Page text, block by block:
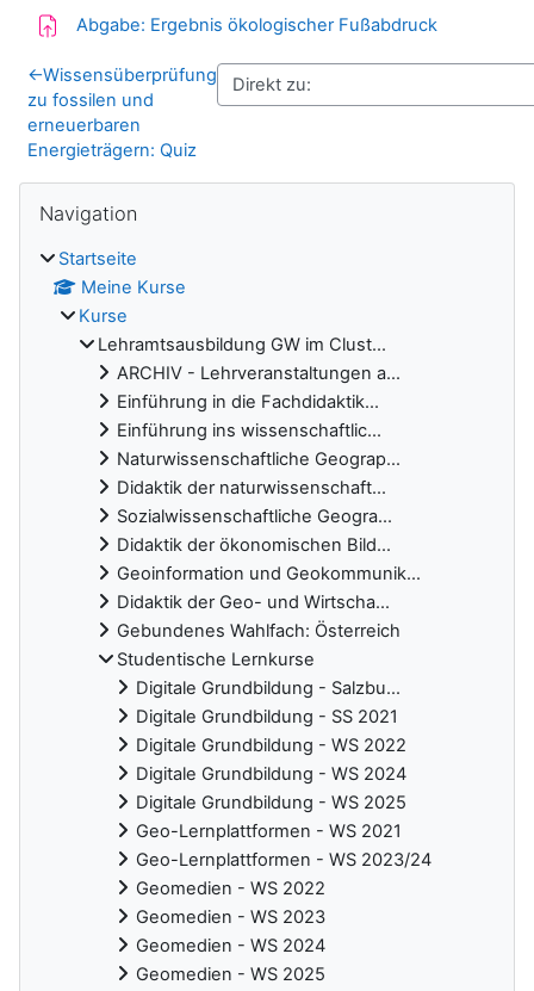
Abgabe: Ergebnis ökologischer FußabdruckAufgabe
←Wissensüberprüfung
zu fossilen und
erneuerbaren
Energieträgern: Quiz
Navigation
Startseite
Meine Kurse
Kurse
Lehramtsausbildung GW im Clust...
ARCHIV - Lehrveranstaltungen a...
Einführung in die Fachdidaktik...
Einführung ins wissenschaftlic...
Naturwissenschaftliche Geograp...
Didaktik der naturwissenschaft...
Sozialwissenschaftliche Geogra...
Didaktik der ökonomischen Bild...
Geoinformation und Geokommunik...
Didaktik der Geo- und Wirtscha...
Gebundenes Wahlfach: Österreich
Studentische Lernkurse
Digitale Grundbildung - Salzbu...
Digitale Grundbildung - SS 2021
Digitale Grundbildung - WS 2022
Digitale Grundbildung - WS 2024
Digitale Grundbildung - WS 2025
Geo-Lernplattformen - WS 2021
Geo-Lernplattformen - WS 2023/24
Geomedien - WS 2022
Geomedien - WS 2023
Geomedien - WS 2024
Geomedien - WS 2025